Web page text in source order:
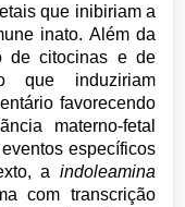
que inibiriam a
inato. Além da
de citocinas e de
que induziriam
favorecendo
materno-fetal
específicos
a indoleamina
com transcrição